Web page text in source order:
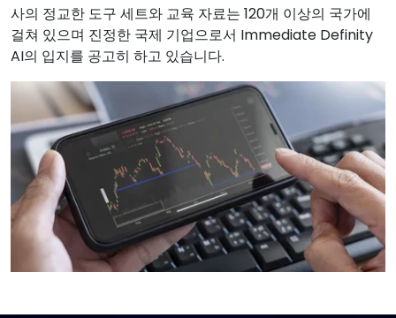
사의 정교한 도구 세트와 교육 자료는 120개 이상의 국가에
걸쳐 있으며 진정한 국제 기업으로서 Immediate Definity
AI의 입지를 공고히 하고 있습니다.